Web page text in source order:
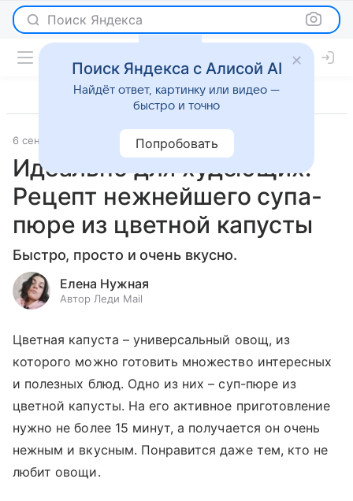
Поиск Яндекса
6 сентября 2023 Рецепты
Идеально для худеющих.
Рецепт нежнейшего супа-
пюре из цветной капусты
Быстро, просто и очень вкусно.
Елена Нужная
Автор Леди Mail
Цветная капуста – универсальный овощ, из
которого можно готовить множество интересных
и полезных блюд. Одно из них – суп-пюре из
цветной капусты. На его активное приготовление
нужно не более 15 минут, а получается он очень
нежным и вкусным. Понравится даже тем, кто не
любит овощи.
Поиск Яндекса с Алисой AI
Найдёт ответ, картинку или видео —
быстро и точно
Попробовать